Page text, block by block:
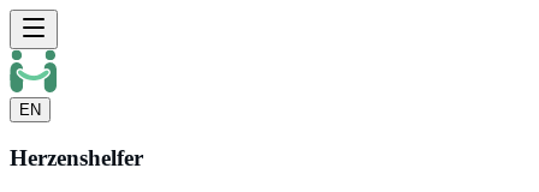
EN
Herzenshelfer